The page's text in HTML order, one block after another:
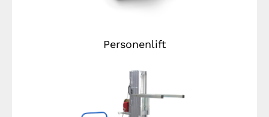
Personenlift